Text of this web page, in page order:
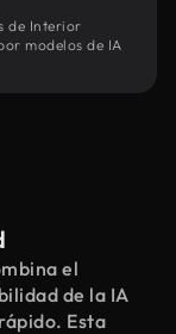
de Interior
modelos de IA
el
de la IA
Esta